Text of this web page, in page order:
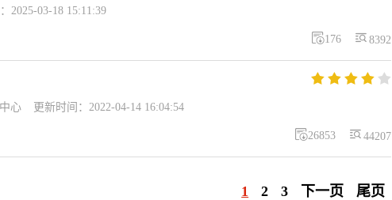
2025-03-18 15:11:39
8392
176
    
心 更新时间：2022-04-14 16:04:54
44207
26853
1 2 3 下一页 尾页